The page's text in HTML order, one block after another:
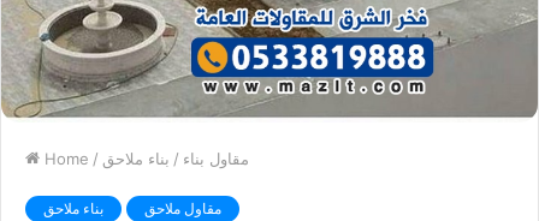
Home / مقاول بناء / بناء ملاحق
بناء ملاحق مقاول ملاحق